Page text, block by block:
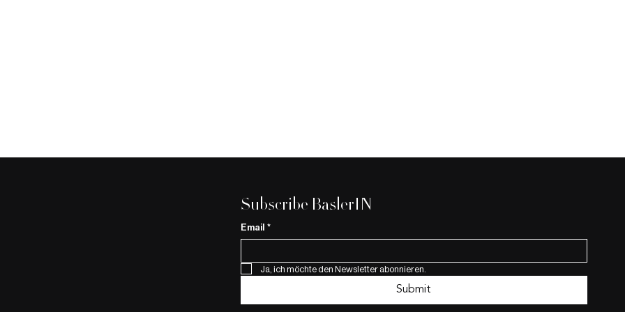
Basler Weihnachtsmarkt 2025:
Subscribe BaslerIN
Email *
Ja, ich möchte den Newsletter abonnieren.
Submit